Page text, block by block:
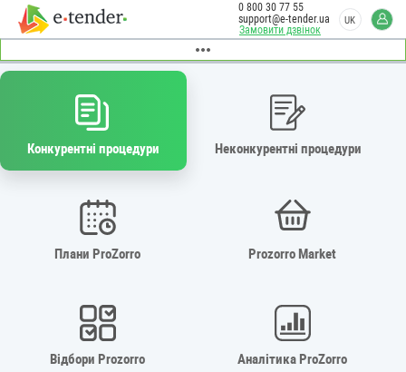
Замовити дзвінок
0 800 30 77 55
support@e-tender.ua
UK
Конкурентні процедури Неконкурентні процедури
Плани ProZorro Prozorro Market
Відбори Prozorro Аналітика ProZorro